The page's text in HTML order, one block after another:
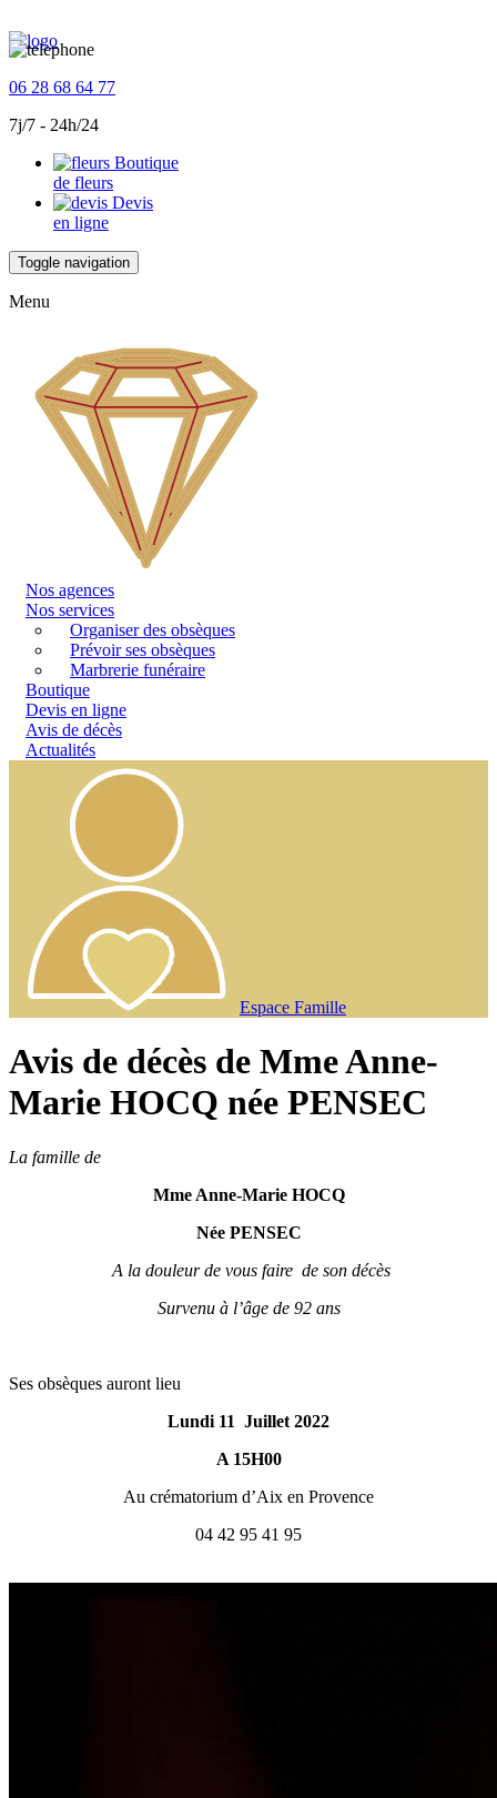
06 28 68 64 77
7j/7 - 24h/24
Boutique
de fleurs
Devis
en ligne
Toggle navigation
Menu
Nos agences
Nos services
Organiser des obsèques
Prévoir ses obsèques
Marbrerie funéraire
Boutique
Devis en ligne
Avis de décès
Actualités
Espace Famille
Avis de décès de Mme Anne-
Marie HOCQ née PENSEC
La famille de
Mme Anne-Marie HOCQ
Née PENSEC
A la douleur de vous faire de son décès
Survenu à l’âge de 92 ans
Ses obsèques auront lieu
Lundi 11 Juillet 2022
A 15H00
Au crématorium d’Aix en Provence
04 42 95 41 95